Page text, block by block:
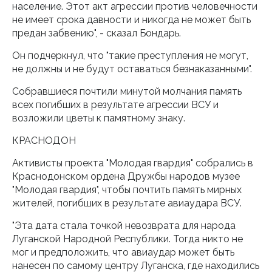
население. Этот акт агрессии против человечности
не имеет срока давности и никогда не может быть
предан забвению", - сказал Бондарь.
Он подчеркнул, что "такие преступления не могут,
не должны и не будут оставаться безнаказанными".
Собравшиеся почтили минутой молчания память
всех погибших в результате агрессии ВСУ и
возложили цветы к памятному знаку.
КРАСНОДОН
Активисты проекта "Молодая гвардия" собрались в
Краснодонском ордена Дружбы народов музее
"Молодая гвардия", чтобы почтить память мирных
жителей, погибших в результате авиаудара ВСУ.
"Эта дата стала точкой невозврата для народа
Луганской Народной Республики. Тогда никто не
мог и предположить, что авиаудар может быть
нанесен по самому центру Луганска, где находились